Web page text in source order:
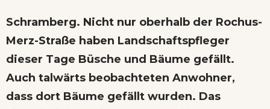
Schramberg. Nicht nur oberhalb der Rochus-
Merz-Straße haben Landschaftspfleger
dieser Tage Büsche und Bäume gefällt.
Auch talwärts beobachteten Anwohner,
dass dort Bäume gefällt wurden. Das